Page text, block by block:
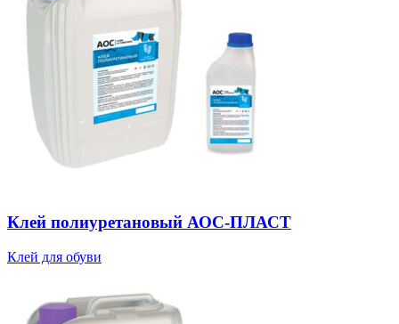
Клей полиуретановый АОС-ПЛАСТ
Клей для обуви